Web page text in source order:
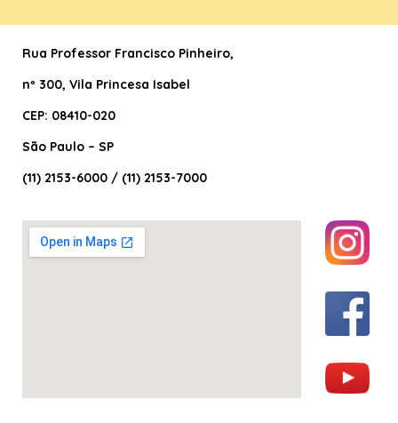
Rua Professor Francisco Pinheiro,
nº 300, Vila Princesa Isabel
CEP: 08410-020
São Paulo – SP
(11) 2153-6000 / (11) 2153-7000